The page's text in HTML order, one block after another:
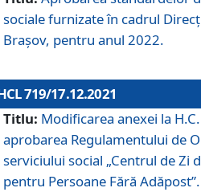
sociale furnizate în cadrul
Brașov, pentru anul 2022.
719/17.12.2021
Titlu: Modificarea anexei la
aprobarea Regulamentului de
serviciului social „Centrul de Zi
pentru Persoane Fără Adăpost”.